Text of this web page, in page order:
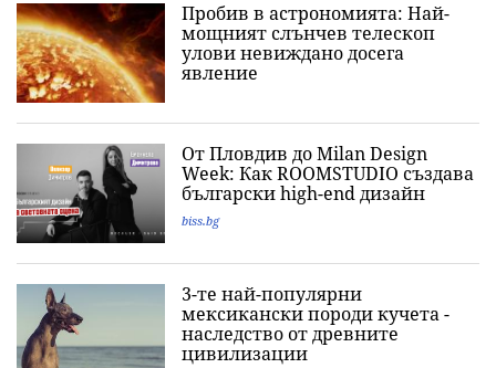
Пробив в астрономията: Най-
мощният слънчев телескоп
улови невиждано досега
явление
От Пловдив до Milan Design
Week: Как ROOMSTUDIO създава
български high-end дизайн
biss.bg
3-те най-популярни
мексикански породи кучета -
наследство от древните
цивилизации